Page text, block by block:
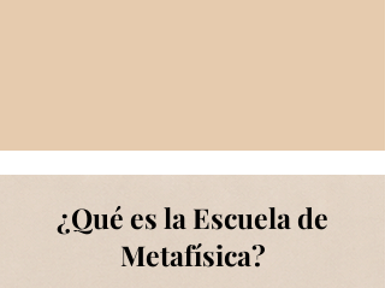
¿Qué es la Escuela de
Metafísica?